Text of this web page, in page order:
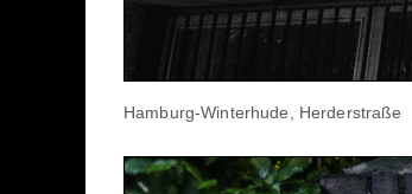
Hamburg-Winterhude, Herderstraße